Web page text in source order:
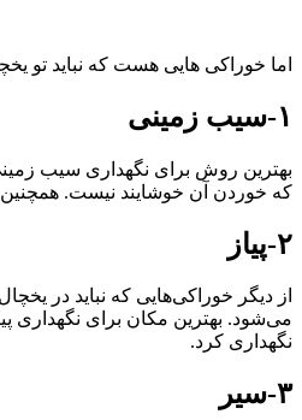
اما خوراکی هایی هست که نباید تو
۱-سیب زمینی
بهترین روش برای نگهداری سیب
که خوردن آن خوشایند نیست.
۲-پیاز
از دیگر خوراکی‌هایی که نباید در
می‌شود. بهترین مکان برای نگهداری
نگهداری کرد.
۳-سیر